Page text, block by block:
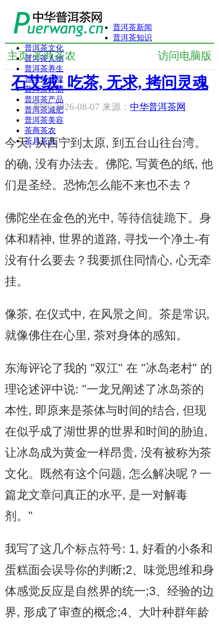
普洱茶新闻
普洱茶知识
普洱茶文化
普洱茶人物
普洱茶养生
普洱茶品牌
普洱茶评测
普洱茶产品
普洱茶减肥
普洱茶美容
茶商茶农
茶具茶几
访问电脑版
主页/ 茶商茶农
石艾绒: 吃茶, 无求, 拷问灵魂
时间:2026-08-07 来源： 中华普洱茶网
今天, 从西宁到太原, 到五台山往台湾。
的确, 没有办法去。佛陀, 写黄色的纸, 他
们是圣经。恐怖怎么能不来也不去？
佛陀坐在金色的光中, 等待信徒跪下。身
体和精神, 世界的道路, 寻找一个净土-有
没有什么要去？我要抓住同情心, 心无牵
挂。
像茶, 在仪式中, 在风景之间。茶是常识,
就像佛住在心里, 茶对身体的感知。
东海评论了我的 "双江" 在 "冰岛老村" 的
理论述评中说: "一龙兄阐述了冰岛茶的
本性, 即原来是茶体与时间的结合, 但现
在似乎成了湖世界的世界和时间的胁迫,
让冰岛成为黄金一样昂贵, 没有被称为茶
文化。既然有这个问题, 怎么解决呢？一
篇龙文章问真正的水平, 是一对解毒
剂。"
我写了这几个标点符号: 1, 好看的小条和
蛋糕面会误导你的判断;2、味觉思维和身
体感觉反应是自然界的统一;3、经验的边
界, 形成了审查的概念;4、大叶种群年龄